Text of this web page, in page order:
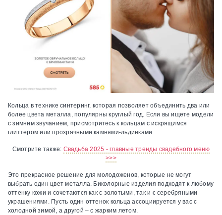
Кольца в технике синтеринг, которая позволяет объединить два или
более цвета металла, популярны круглый год. Если вы ищете модели
с зимним звучанием, присмотритесь к кольцам с искрящимся
глиттером или прозрачными камнями-льдинками.
Смотрите также: Свадьба 2025 - главные тренды свадебного меню
>>>
Это прекрасное решение для молодоженов, которые не могут
выбрать один цвет металла. Биколорные изделия подходят к любому
оттенку кожи и сочетаются как с золотыми, так и с серебряными
украшениями. Пусть один оттенок кольца ассоциируется у вас с
холодной зимой, а другой – с жарким летом.